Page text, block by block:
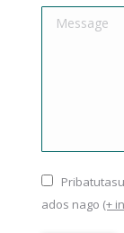
Message
ados nago (+